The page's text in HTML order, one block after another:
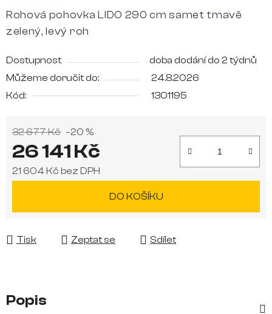
Rohová pohovka LIDO 290 cm samet tmavě
zelený, levý roh
Dostupnost
doba dodání do 2 týdnů
Můžeme doručit do:
24.8.2026
Kód:
1301195
32 677 Kč –20 %
26 141 Kč
21 604 Kč bez DPH
DO KOŠÍKU
Tisk Zeptat se Sdílet
Popis